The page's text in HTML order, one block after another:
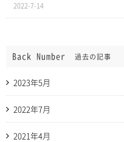
2022-7-14
Back Number 過去の記事
2023年5月
2022年7月
2021年4月